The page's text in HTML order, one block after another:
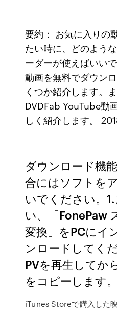
要約： お気に入りの
たい時に、どのよう
ーダーが使えばいい
動画を無料でダウン
くつか紹介します。
DVDFab YouTube動
しく紹介します。
ダウンロード機
合にはソフトを
いでください。
い、「FonePaw
変換」をPCにイ
ンロードしてく
PVを再生してか
をコピーします。
iTunes Storeで購入した